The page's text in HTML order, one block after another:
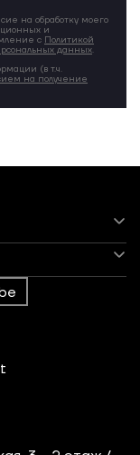
на обработку моего
и
с Политикой
данных.
(в т.ч.
на получение